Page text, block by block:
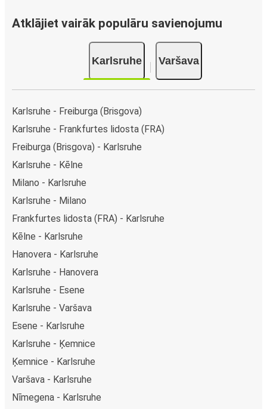
Atklājiet vairāk populāru savienojumu
Karlsruhe Varšava
Karlsruhe - Freiburga (Brisgova)
Karlsruhe - Frankfurtes lidosta (FRA)
Freiburga (Brisgova) - Karlsruhe
Karlsruhe - Kēlne
Milano - Karlsruhe
Karlsruhe - Milano
Frankfurtes lidosta (FRA) - Karlsruhe
Kēlne - Karlsruhe
Hanovera - Karlsruhe
Karlsruhe - Hanovera
Karlsruhe - Esene
Karlsruhe - Varšava
Esene - Karlsruhe
Karlsruhe - Ķemnice
Ķemnice - Karlsruhe
Varšava - Karlsruhe
Nīmegena - Karlsruhe